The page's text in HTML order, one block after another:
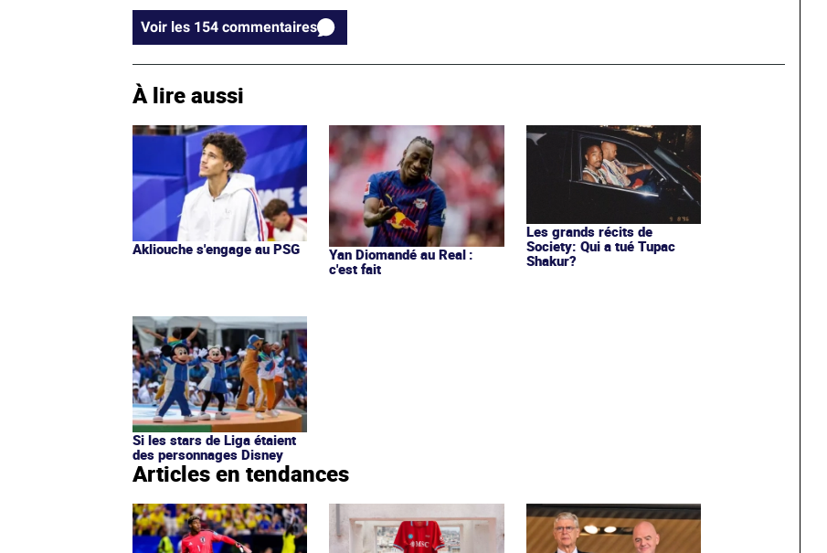
Voir les 154 commentaires
À lire aussi
Akliouche s'engage au PSG
Yan Diomandé au Real :
c'est fait
Les grands récits de
Society: Qui a tué Tupac
Shakur?
Si les stars de Liga étaient
des personnages Disney
Articles en tendances